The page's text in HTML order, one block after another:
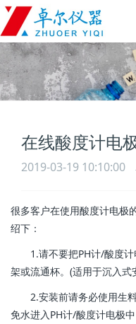
在线酸度计电
2019-03-19 10:10:00
很多客户在使用酸度计电极
绍下：
1.请不要把PH计/酸度计
架或流通杯。(适用于沉入式
2.安装前请务必使用生料
免水进入PH计/酸度计电极